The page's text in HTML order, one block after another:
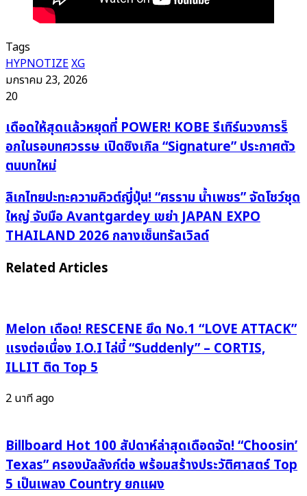
Tags
HYPNOTIZEXG
มกราคม 23, 2026
20
เดือด
ให้
แล้ว
หยุด
ที่
POWER!
KOBE
เทิร์
อก
ใน
รอบ
ทศวรรษ
ซิงเกิล
ประกาศ
ตัว
ตน
บท
เดือดให้สุดแล้วหยุดที่ POWER! KOBE รีเทิร์นวงการร็
อกในรอบทศวรรษ เปิดซิงเกิล “Signature” ประกาศตัว
ตนบทใหม่
ลิเก
ไทย
ปะทะ
ความ
คิว
ต์
ราม
น้ำ
เพชร”
จัด
โชว์
จับ
มือ
Avantgardey
เขย่า
ลิเกไทยปะทะความคิวต์ญี่ปุ่น! “ศรราม น้ำเพชร” จัดโชว์ชุด
ใหญ่ จับมือ Avantgardey เขย่า JAPAN EXPO
THAILAND 2026 กลางเซ็นทรัลเวิลด์
Related Articles
Melon เดือด! RESCENE ยึด No.1 “LOVE ATTACK”
แรงต่อเนื่อง I.O.I ไล่บี้ “Suddenly” – CORTIS,
ILLIT ติด Top 5
2 นาที ago
Billboard Hot 100 สัปดาห์ล่าสุดเดือดจัด! “Choosin’
Texas” ครองบัลลังก์ต่อ พร้อมสร้างประวัติศาสตร์ Top
5 เป็นเพลง Country ยกแผง